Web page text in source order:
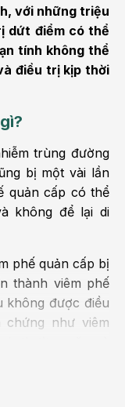
với những triệu
dứt điểm có thể
tính không thể
điều trị kịp thời
trùng đường
bị một vài lần
quản cấp có thể
không để lại di
phế quản cấp bị
thành viêm phế
không được điều
như viêm